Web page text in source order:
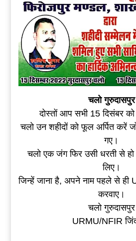
चलो गुरुदासपुर
दोस्तों आप सभी 15 दिसंबर
चलो उन शहीदों को फूल अर्पित करें
गए।
चलो एक जंग फिर उसी धरती से हो
लिए।
जिन्हें जाना है, अपने नाम पहले से
करवाए।
चलो गुरुदासपुर
URMU/NFIR